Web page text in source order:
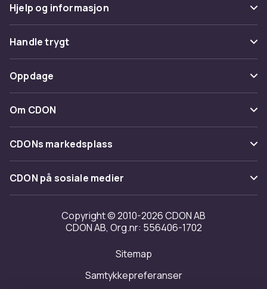
Hjelp og informasjon
Vanlige spørsmål
Spor pakke
Angre & returner her
Kontakt oss
Handle trygt
Betaling
Levering
Tilbakekallinger
Oppdage
Kategorier
Varemerker
Om CDON
Om oss
Kundeanmeldelser
Jobbe på CDON
Investor relations
Tilgjengelighet
CDONs markedsplass
Merchant Help Center
CDON på sosiale medier
Copyright © 2010-2026 CDON AB
CDON AB, Org.nr: 556406-1702
Sitemap
Samtykkepreferanser